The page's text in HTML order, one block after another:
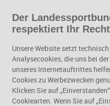
Zum Hauptinhalt
Marketing
Marketing
Der
respektiert Ihr
Unsere Website setzt
Analysecookies, die uns bei
unseres Internetauftrittes
Cookies zu Werbezwecken
Klicken Sie auf
Cookiearten. Wenn Sie auf